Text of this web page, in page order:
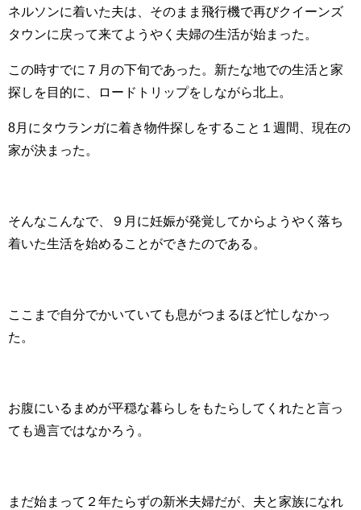
ネルソンに着いた夫は、そのまま飛行機で再びクイーンズ
タウンに戻って来てようやく夫婦の生活が始まった。
この時すでに７月の下旬であった。新たな地での生活と家
探しを目的に、ロードトリップをしながら北上。
8月にタウランガに着き物件探しをすること１週間、現在の
家が決まった。
そんなこんなで、９月に妊娠が発覚してからようやく落ち
着いた生活を始めることができたのである。
ここまで自分でかいていても息がつまるほど忙しなかっ
た。
お腹にいるまめが平穏な暮らしをもたらしてくれたと言っ
ても過言ではなかろう。
まだ始まって２年たらずの新米夫婦だが、夫と家族になれ